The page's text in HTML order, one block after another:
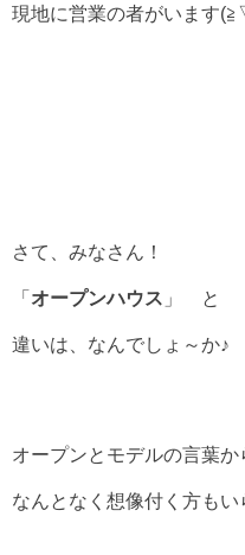
現地に営業の者がいます
さて、みなさん！
「 オープンハウス 」 と
違いは、なんでしょ～か♪
オープンとモデルの言葉か
なんとなく想像付く方も